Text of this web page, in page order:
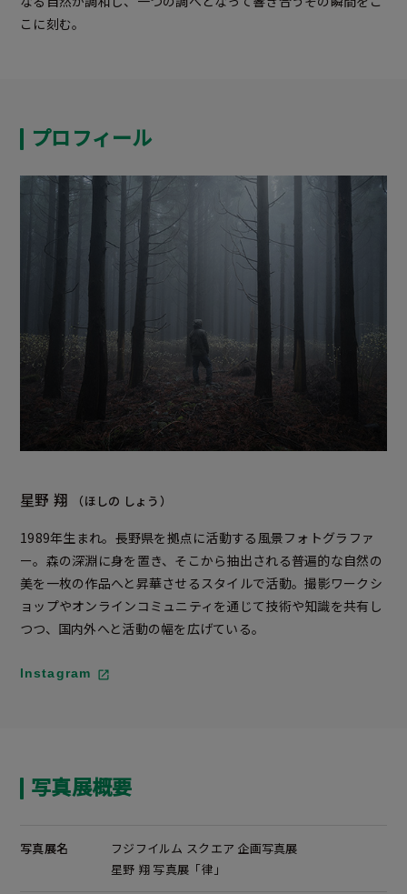
こに刻む。
プロフィール
星野 翔 （ほしの しょう）
1989年生まれ。長野県を拠点に活動する風景フォトグラファ
ー。森の深淵に身を置き、そこから抽出される普遍的な自然の
美を一枚の作品へと昇華させるスタイルで活動。撮影ワークシ
ョップやオンラインコミュニティを通じて技術や知識を共有し
つつ、国内外へと活動の幅を広げている。
Instagram
写真展概要
写真展名
フジフイルム スクエア 企画写真展
星野 翔 写真展「律」